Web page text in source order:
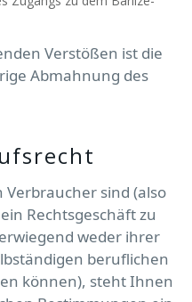
Verstößen ist die
Abmahnung des
Verbraucher sind (also
Rechtsgeschäft zu
weder ihrer
beruflichen
können), steht Ihnen